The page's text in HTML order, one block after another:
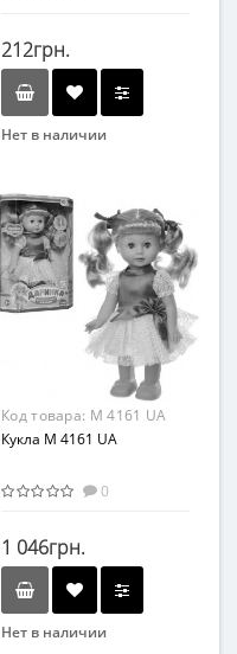
212грн.
Нет в наличии
Вид
Развивающая игрушка
Возраст
От 3-х лет
Возрастная группа
Комбинированный
Код товара: M 4161 UA
Кукла M 4161 UA
0
1 046грн.
Нет в наличии